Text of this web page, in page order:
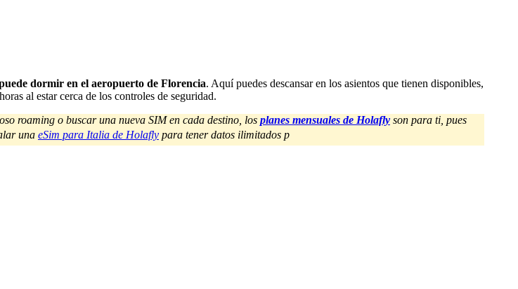
dormir en el aeropuerto de Florencia. Aquí puedes descansar en los asientos que tienen disponibles,
al estar cerca de los controles de seguridad.
roaming o buscar una nueva SIM en cada destino, los planes mensuales de Holafly son para ti, pues
una eSim para Italia de Holafly para tener datos ilimitados p